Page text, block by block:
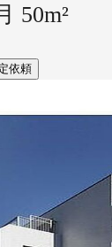
50m²
依頼